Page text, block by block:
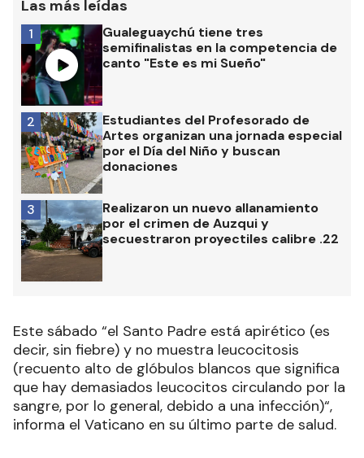
Las más leídas
Gualeguaychú tiene tres
semifinalistas en la competencia de
canto "Este es mi Sueño"
1
Estudiantes del Profesorado de
Artes organizan una jornada especial
por el Día del Niño y buscan
donaciones
2
Realizaron un nuevo allanamiento
por el crimen de Auzqui y
secuestraron proyectiles calibre .22
3
Este sábado “el Santo Padre está apirético (es
decir, sin fiebre) y no muestra leucocitosis
(recuento alto de glóbulos blancos que significa
que hay demasiados leucocitos circulando por la
sangre, por lo general, debido a una infección)“,
informa el Vaticano en su último parte de salud.